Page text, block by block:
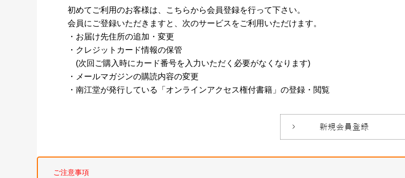
初めてご利用のお客様は、こちらから会員登録を行って下さい。
会員にご登録いただきますと、次のサービスをご利用いただけます。
・お届け先住所の追加・変更
・クレジットカード情報の保管
(次回ご購入時にカード番号を入力いただく必要がなくなります)
・メールマガジンの購読内容の変更
・南江堂が発行している「オンラインアクセス権付書籍」の登録・閲覧
ご注意事項